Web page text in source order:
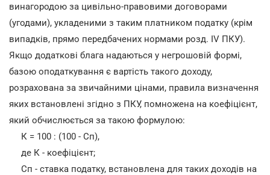
винагородою за цивільно-правовими договорами
(угодами), укладеними з таким платником податку (крім
випадків, прямо передбачених нормами розд. IV ПКУ).
Якщо додаткові блага надаються у негрошовій формі,
базою оподаткування є вартість такого доходу,
розрахована за звичайними цінами, правила визначення
яких встановлені згідно з ПКУ, помножена на коефіцієнт,
який обчислюється за такою формулою:
К = 100 : (100 - Сп),
де К - коефіцієнт;
Сп - ставка податку, встановлена для таких доходів на